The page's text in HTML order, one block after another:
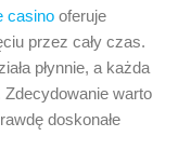
casino oferuje
przez cały czas.
płynnie, a każda
warto
doskonałe